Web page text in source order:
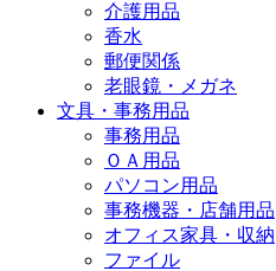
介護用品
香水
郵便関係
老眼鏡・メガネ
文具・事務用品
事務用品
ＯＡ用品
パソコン用品
事務機器・店舗用品
オフィス家具・収納
ファイル